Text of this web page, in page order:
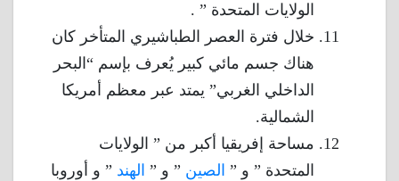
الولايات المتحدة ” .
خلال فترة العصر الطباشيري المتأخر كان
هناك جسم مائي كبير يُعرف بإسم “البحر
الداخلي الغربي” يمتد عبر معظم أمريكا
الشمالية.
مساحة إفريقيا أكبر من ” الولايات
المتحدة ” و ” الصين ” و ” الهند ” و أوروبا